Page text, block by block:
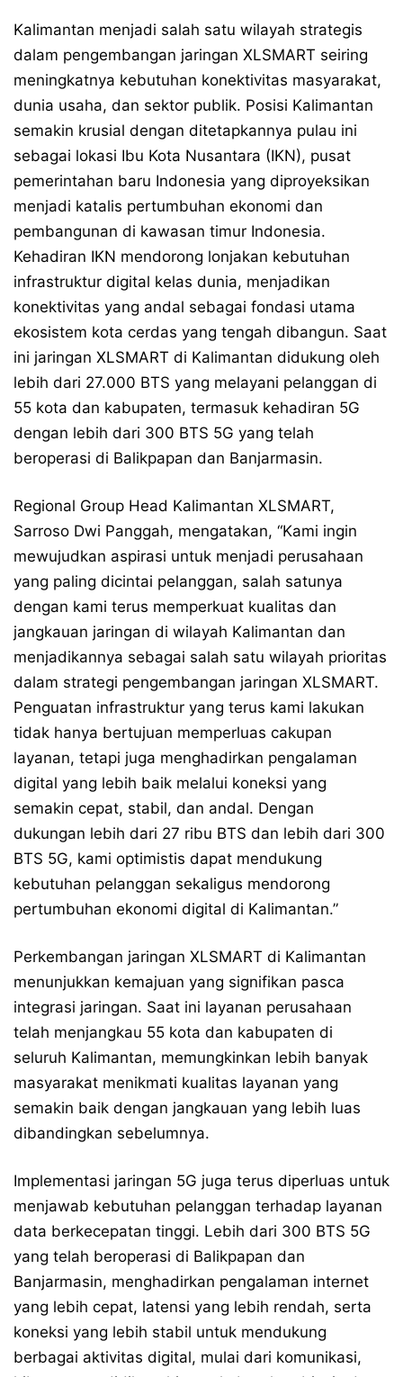
Kalimantan menjadi salah satu wilayah strategis
dalam pengembangan jaringan XLSMART seiring
meningkatnya kebutuhan konektivitas masyarakat,
dunia usaha, dan sektor publik. Posisi Kalimantan
semakin krusial dengan ditetapkannya pulau ini
sebagai lokasi Ibu Kota Nusantara (IKN), pusat
pemerintahan baru Indonesia yang diproyeksikan
menjadi katalis pertumbuhan ekonomi dan
pembangunan di kawasan timur Indonesia.
Kehadiran IKN mendorong lonjakan kebutuhan
infrastruktur digital kelas dunia, menjadikan
konektivitas yang andal sebagai fondasi utama
ekosistem kota cerdas yang tengah dibangun. Saat
ini jaringan XLSMART di Kalimantan didukung oleh
lebih dari 27.000 BTS yang melayani pelanggan di
55 kota dan kabupaten, termasuk kehadiran 5G
dengan lebih dari 300 BTS 5G yang telah
beroperasi di Balikpapan dan Banjarmasin.
Regional Group Head Kalimantan XLSMART,
Sarroso Dwi Panggah, mengatakan, “Kami ingin
mewujudkan aspirasi untuk menjadi perusahaan
yang paling dicintai pelanggan, salah satunya
dengan kami terus memperkuat kualitas dan
jangkauan jaringan di wilayah Kalimantan dan
menjadikannya sebagai salah satu wilayah prioritas
dalam strategi pengembangan jaringan XLSMART.
Penguatan infrastruktur yang terus kami lakukan
tidak hanya bertujuan memperluas cakupan
layanan, tetapi juga menghadirkan pengalaman
digital yang lebih baik melalui koneksi yang
semakin cepat, stabil, dan andal. Dengan
dukungan lebih dari 27 ribu BTS dan lebih dari 300
BTS 5G, kami optimistis dapat mendukung
kebutuhan pelanggan sekaligus mendorong
pertumbuhan ekonomi digital di Kalimantan.”
Perkembangan jaringan XLSMART di Kalimantan
menunjukkan kemajuan yang signifikan pasca
integrasi jaringan. Saat ini layanan perusahaan
telah menjangkau 55 kota dan kabupaten di
seluruh Kalimantan, memungkinkan lebih banyak
masyarakat menikmati kualitas layanan yang
semakin baik dengan jangkauan yang lebih luas
dibandingkan sebelumnya.
Implementasi jaringan 5G juga terus diperluas untuk
menjawab kebutuhan pelanggan terhadap layanan
data berkecepatan tinggi. Lebih dari 300 BTS 5G
yang telah beroperasi di Balikpapan dan
Banjarmasin, menghadirkan pengalaman internet
yang lebih cepat, latensi yang lebih rendah, serta
koneksi yang lebih stabil untuk mendukung
berbagai aktivitas digital, mulai dari komunikasi,